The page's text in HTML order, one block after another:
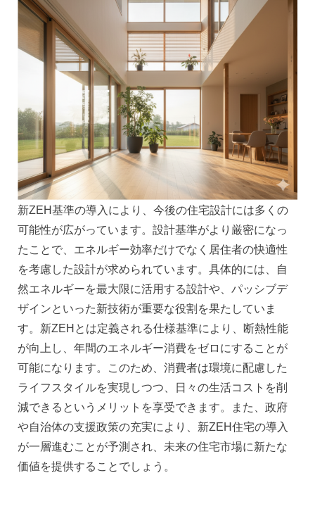
新ZEH基準の導入により、今後の住宅設計には多くの
可能性が広がっています。設計基準がより厳密になっ
たことで、エネルギー効率だけでなく居住者の快適性
を考慮した設計が求められています。具体的には、自
然エネルギーを最大限に活用する設計や、パッシブデ
ザインといった新技術が重要な役割を果たしていま
す。新ZEHとは定義される仕様基準により、断熱性能
が向上し、年間のエネルギー消費をゼロにすることが
可能になります。このため、消費者は環境に配慮した
ライフスタイルを実現しつつ、日々の生活コストを削
減できるというメリットを享受できます。また、政府
や自治体の支援政策の充実により、新ZEH住宅の導入
が一層進むことが予測され、未来の住宅市場に新たな
価値を提供することでしょう。